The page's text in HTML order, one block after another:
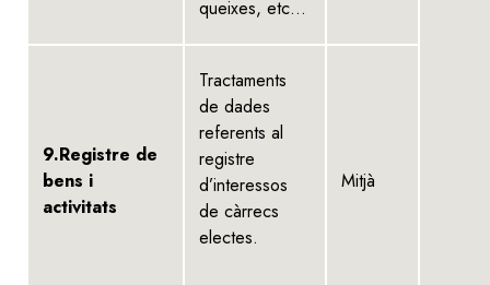
queixes, etc...
9.Registre de
bens i
activitats
Tractaments
de dades
referents al
registre
d’interessos
de càrrecs
electes.
Mitjà